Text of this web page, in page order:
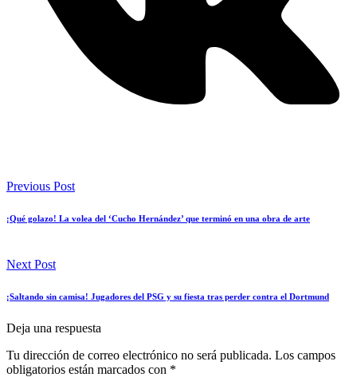
Previous Post
¡Qué golazo! La volea del ‘Cucho Hernández’ que terminó en una obra de arte
Next Post
¡Saltando sin camisa! Jugadores del PSG y su fiesta tras perder contra el Dortmund
Deja una respuesta
Tu dirección de correo electrónico no será publicada. Los campos
obligatorios están marcados con *